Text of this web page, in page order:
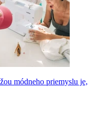
módneho priemyslu je,